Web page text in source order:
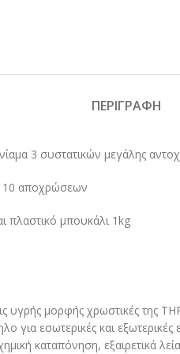
ΠΕΡΙΓΡΑΦΉ
3 συστατικών μεγάλης
10 αποχρώσεων
πλαστικό μπουκάλι 1kg
υγρής μορφής χρωστικές της
εσωτερικές και εξωτερικές
καταπόνηση, εξαιρετικά